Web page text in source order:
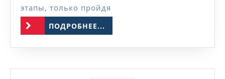
этапы, только пройдя
ПОДРОБНЕЕ...